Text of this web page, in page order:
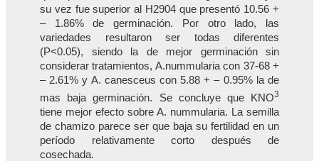
su vez fue superior al H2904 que presentó 10.56 +
– 1.86% de germinación. Por otro lado, las
variedades resultaron ser todas diferentes
(P<0.05), siendo la de mejor germinación sin
considerar tratamientos, A.nummularia con 37-68 +
– 2.61% y A. canesceus con 5.88 + – 0.95% la de
mas baja germinación. Se concluye que KNO3
tiene mejor efecto sobre A. nummularia. La semilla
de chamizo parece ser que baja su fertilidad en un
período relativamente corto después de
cosechada.